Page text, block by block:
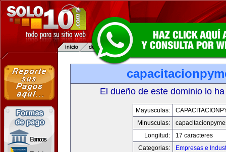
El dueño de este dominio lo
Mayusculas:
Minusculas:
Longitud:
17 caracteres
Categorias:
Empresas e